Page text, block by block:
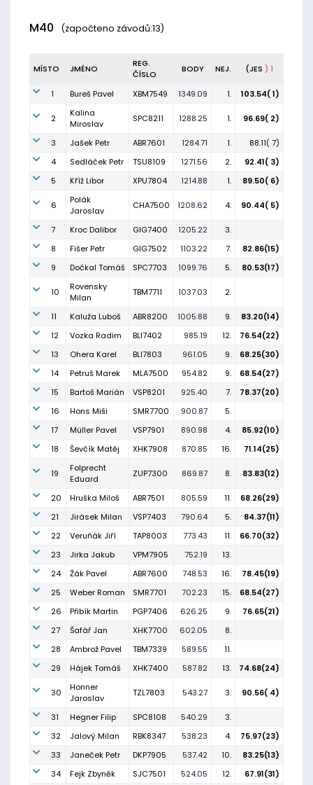
M40 (započteno závodů:13)
MÍSTO JMÉNO
REG.
ČÍSLO
BODY NEJ. (JES ) 1
1 Bureš Pavel XBM7549 1349.09 1. 103.54( 1)
2
Kalina
Miroslav
SPC8211 1288.25 1. 96.69( 2)
3 Jašek Petr ABR7601 1284.71 1.
88.11( 7)
4
Sedláček Petr TSU8109 1271.56 2.
92.41( 3)
5
Kříž Libor XPU7804 1214.88 1. 89.50( 6)
6
Polák
Jaroslav
CHA7500 1208.62 4. 90.44( 5)
7 Kroc Dalibor GIG7400 1205.22
3.
8
Fišer Petr GIG7502 1103.22 7.
82.86(15)
9
Dočkal Tomáš SPC7703 1099.76 5. 80.53(17)
10
Rovensky
Milan
TBM7711 1037.03 2.
11 Kaluža Luboš ABR8200 1005.88 9.
83.20(14)
12
Vozka Radim BLI7402 985.19 12.
76.54(22)
13
Ohera Karel BLI7803 961.05 9.
68.25(30)
14
Petruš Marek MLA7500 954.82 9.
68.54(27)
15
Bartoš Marián VSP8201 925.40 7.
78.37(20)
16
Hons Miši SMR7700 900.87
5.
17
Müller Pavel VSP7901 890.98 4.
85.92(10)
18
Ševčík Matěj XHK7908 870.85 16. 71.14(25)
19
Folprecht
Eduard
ZUP7300 869.87 8. 83.83(12)
20 Hruška Miloš ABR7501 805.59 11.
68.26(29)
21
Jirásek Milan VSP7403 790.64 5.
84.37(11)
22
Veruňák Jiří TAP8003 773.43 11.
66.70(32)
23
Jirka Jakub VPM7905 752.19
13.
24
Žák Pavel ABR7600 748.53 16.
78.45(19)
25
Weber Roman SMR7701 702.23 15.
68.54(27)
26
Přibík Martin PGP7406 626.25 9.
76.65(21)
27
Šafář Jan XHK7700 602.05
8.
28
Ambrož Pavel TBM7339 589.55
11.
29
Hájek Tomáš XHK7400 587.82 13. 74.68(24)
30
Honner
Jaroslav
TZL7803 543.27 3. 90.56( 4)
31 Hegner Filip SPC8108 540.29
3.
32
Jalový Milan RBK8347 538.23 4.
75.97(23)
33
Janeček Petr DKP7905 537.42 10.
83.25(13)
34
Fejk Zbyněk SJC7501 524.05 12.
67.91(31)